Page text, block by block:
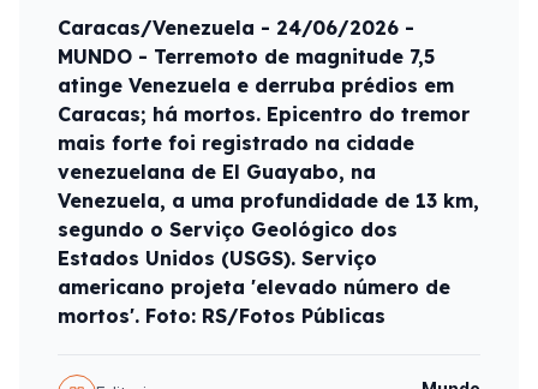
Caracas/Venezuela - 24/06/2026 -
MUNDO - Terremoto de magnitude 7,5
atinge Venezuela e derruba prédios em
Caracas; há mortos. Epicentro do tremor
mais forte foi registrado na cidade
venezuelana de El Guayabo, na
Venezuela, a uma profundidade de 13 km,
segundo o Serviço Geológico dos
Estados Unidos (USGS). Serviço
americano projeta 'elevado número de
mortos'. Foto: RS/Fotos Públicas